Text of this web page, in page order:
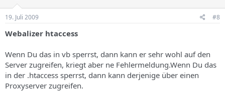
19. Juli 2009 #8
Webalizer htaccess
Wenn Du das in vb sperrst, dann kann er sehr wohl auf den
Server zugreifen, kriegt aber ne Fehlermeldung.Wenn Du das
in der .htaccess sperrst, dann kann derjenige über einen
Proxyserver zugreifen.